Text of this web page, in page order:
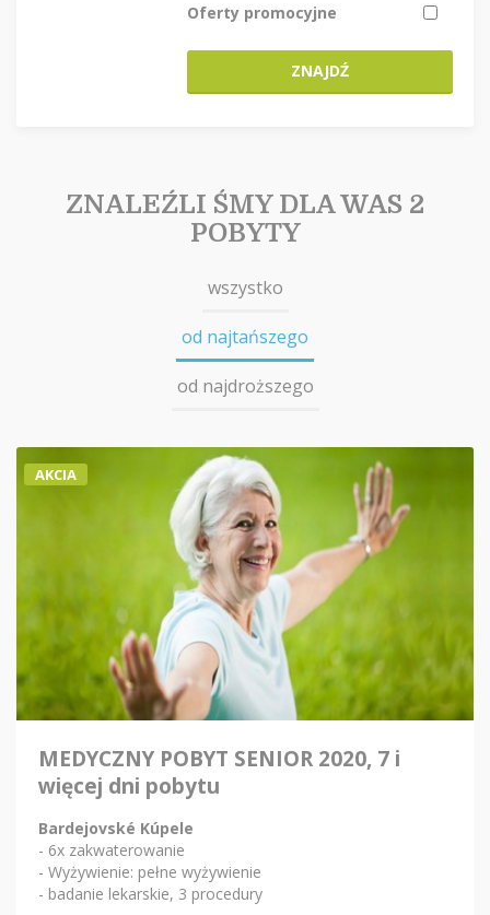
Oferty promocyjne
ZNAJDŹ
ZNALEŹLI ŚMY DLA WAS 2
POBYTY
wszystko
od najtańszego
od najdroższego
AKCIA
MEDYCZNY POBYT SENIOR 2020, 7 i
więcej dni pobytu
Bardejovské Kúpele
- 6x zakwaterowanie
- Wyżywienie: pełne wyżywienie
- badanie lekarskie, 3 procedury